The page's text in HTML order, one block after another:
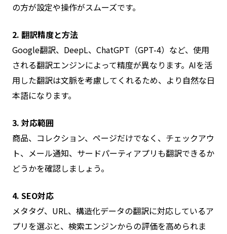
の方が設定や操作がスムーズです。
2. 翻訳精度と方法
Google翻訳、DeepL、ChatGPT（GPT-4）など、使用
される翻訳エンジンによって精度が異なります。AIを活
用した翻訳は文脈を考慮してくれるため、より自然な日
本語になります。
3. 対応範囲
商品、コレクション、ページだけでなく、チェックアウ
ト、メール通知、サードパーティアプリも翻訳できるか
どうかを確認しましょう。
4. SEO対応
メタタグ、URL、構造化データの翻訳に対応しているア
プリを選ぶと、検索エンジンからの評価を高められま